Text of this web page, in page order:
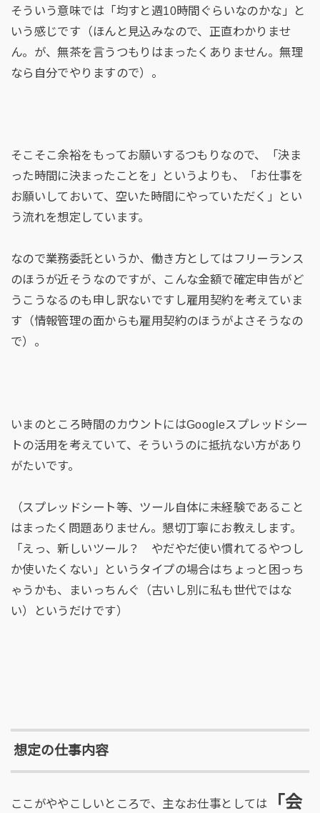
そういう意味では「均すと週10時間ぐらいなのかな」と
いう感じです（ほんと見込みなので、正直わかりませ
ん。が、無茶を言うつもりはまったくありません。無理
なら自分でやりますので）。
そこそこ余裕をもってお願いするつもりなので、「決ま
った時間に決まったことを」というよりも、「お仕事を
お願いしておいて、空いた時間にやっていただく」とい
う流れを想定しています。
なので業務委託というか、働き方としてはフリーランス
のほうが近そうなのですが、こんな金額で確定申告がど
うこうなるのも申し訳ないですし雇用契約を考えていま
す（情報管理の面からも雇用契約のほうがよさそうなの
で）。
いまのところ時間のカウントにはGoogleスプレッドシー
トの活用を考えていて、そういうのに抵抗ない方があり
がたいです。
（スプレッドシート等、ツール自体に未経験であること
はまったく問題ありません。懇切丁寧にお教えします。
「えっ、新しいツール？ やだやだ使い慣れてるやつし
か使いたくない」というタイプの場合はちょっと困っち
ゃうかも、まいっちんぐ（古いし別に私も世代ではな
い）というだけです）
想定の仕事内容
ここがややこしいところで、主なお仕事としては
「会